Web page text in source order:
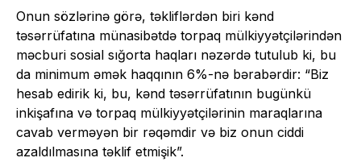
Onun sözlərinə görə, təkliflərdən biri kənd
təsərrüfatına münasibətdə torpaq mülkiyyətçilərindən
məcburi sosial sığorta haqları nəzərdə tutulub ki, bu
da minimum əmək haqqının 6%-nə bərabərdir: “Biz
hesab edirik ki, bu, kənd təsərrüfatının bugünkü
inkişafına və torpaq mülkiyyətçilərinin maraqlarına
cavab verməyən bir rəqəmdir və biz onun ciddi
azaldılmasına təklif etmişik”.